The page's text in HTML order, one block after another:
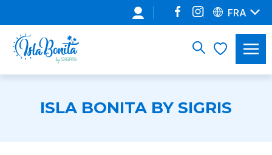
FRA
ISLA BONITA BY SIGRIS